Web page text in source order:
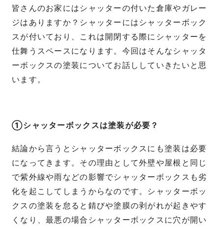
皆さんのお家にはシャッターの付いた倉庫やガレー
ジはありますか？シャッターにはシャッターボック
スが付いており、これは開閉する際にシャッターを
仕舞うスペースになります。今回はそんなシャッタ
ーボックスの塗装についてお話ししていきたいと思
います。
①シャッターボックスは塗装が必要？
結論から言うとシャッターボックスにも塗装は必要
になってきます。その理由として外壁や屋根と同じ
で紫外線や雨などの影響でシャッターボックスも劣
化を起こしてしまうからなのです。シャッターボッ
クスの塗装を怠ると錆びや塗膜の剥がれが起きやす
くなり、最悪の場合シャッターボックスに穴が開い